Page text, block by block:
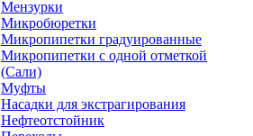
Мензурки
Микробюретки
Микропипетки градуированные
Микропипетки с одной отметкой
(Сали)
Муфты
Насадки для экстрагирования
Нефтеотстойник